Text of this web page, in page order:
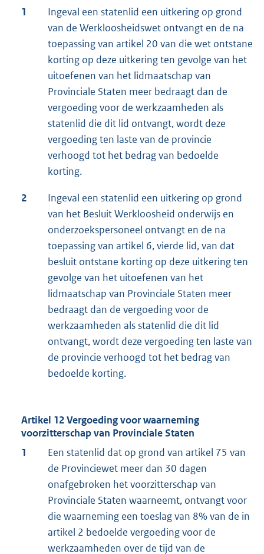
1
Ingeval een statenlid een uitkering op grond
van de Werkloosheidswet ontvangt en de na
toepassing van artikel 20 van die wet ontstane
korting op deze uitkering ten gevolge van het
uitoefenen van het lidmaatschap van
Provinciale Staten meer bedraagt dan de
vergoeding voor de werkzaamheden als
statenlid die dit lid ontvangt, wordt deze
vergoeding ten laste van de provincie
verhoogd tot het bedrag van bedoelde
korting.
2
Ingeval een statenlid een uitkering op grond
van het Besluit Werkloosheid onderwijs en
onderzoekspersoneel ontvangt en de na
toepassing van artikel 6, vierde lid, van dat
besluit ontstane korting op deze uitkering ten
gevolge van het uitoefenen van het
lidmaatschap van Provinciale Staten meer
bedraagt dan de vergoeding voor de
werkzaamheden als statenlid die dit lid
ontvangt, wordt deze vergoeding ten laste van
de provincie verhoogd tot het bedrag van
bedoelde korting.
Artikel 12 Vergoeding voor waarneming
voorzitterschap van Provinciale Staten
1
Een statenlid dat op grond van artikel 75 van
de Provinciewet meer dan 30 dagen
onafgebroken het voorzitterschap van
Provinciale Staten waarneemt, ontvangt voor
die waarneming een toeslag van 8% van de in
artikel 2 bedoelde vergoeding voor de
werkzaamheden over de tijd van de